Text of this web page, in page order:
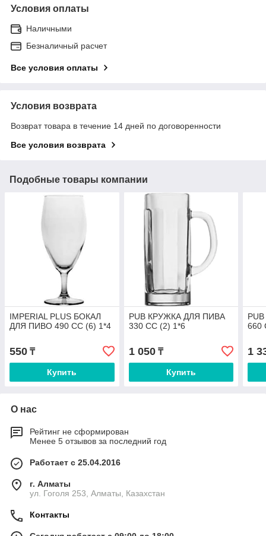
Условия оплаты
Наличными
Безналичный расчет
Все условия оплаты
Условия возврата
Возврат товара в течение 14 дней по договоренности
Все условия возврата
Подобные товары компании
IMPERIAL PLUS БОКАЛ
ДЛЯ ПИВО 490 СС (6) 1*4
550 ₸
Купить
PUB КРУЖКА ДЛЯ ПИВА
330 СС (2) 1*6
1 050₸
Купить
660
1
О нас
Рейтинг не сформирован
Менее 5 отзывов за последний год
Работает с 25.04.2016
г. Алматы
ул. Гоголя 253, Алматы, Казахстан
Контакты